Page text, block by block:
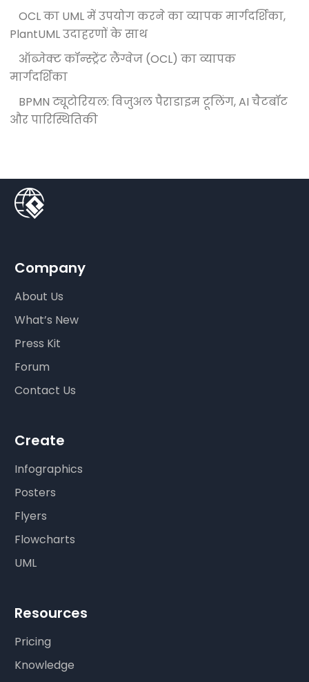
OCL का UML में उपयोग करने का व्यापक मार्गदर्शिका,
PlantUML उदाहरणों के साथ
ऑब्जेक्ट कॉन्स्ट्रेंट लैंग्वेज (OCL) का व्यापक
मार्गदर्शिका
BPMN ट्यूटोरियल: विजुअल पैराडाइम टूलिंग, AI चैटबॉट
और पारिस्थितिकी
Company
About Us
What’s New
Press Kit
Forum
Contact Us
Create
Infographics
Posters
Flyers
Flowcharts
UML
Resources
Pricing
Knowledge